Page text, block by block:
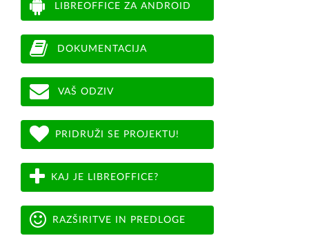
LIBREOFFICE ZA ANDROID
DOKUMENTACIJA
VAŠ ODZIV
PRIDRUŽI SE PROJEKTU!
KAJ JE LIBREOFFICE?
RAZŠIRITVE IN PREDLOGE